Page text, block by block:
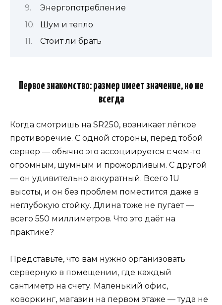
Энергопотребление
Шум и тепло
Стоит ли брать
Первое знакомство: размер имеет значение, но не
всегда
Когда смотришь на SR250, возникает лёгкое
противоречие. С одной стороны, перед тобой
сервер — обычно это ассоциируется с чем-то
огромным, шумным и прожорливым. С другой
— он удивительно аккуратный. Всего 1U
высоты, и он без проблем поместится даже в
неглубокую стойку. Длина тоже не пугает —
всего 550 миллиметров. Что это даёт на
практике?
Представьте, что вам нужно организовать
серверную в помещении, где каждый
сантиметр на счету. Маленький офис,
коворкинг, магазин на первом этаже — туда не